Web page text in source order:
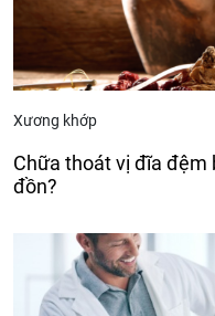
Xương khớp
Chữa thoát vị đĩa đệm
đồn?